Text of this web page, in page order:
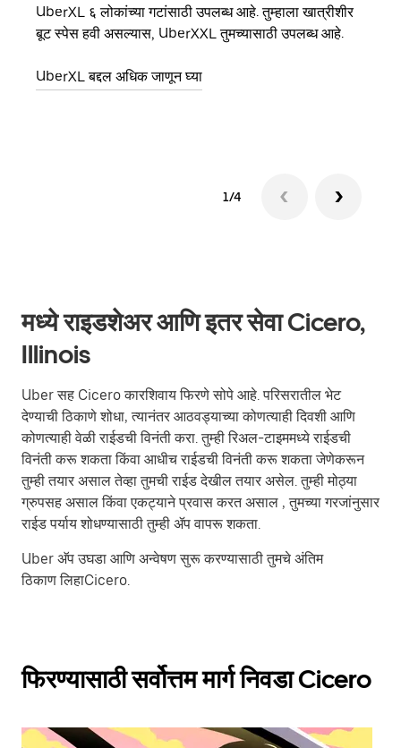
UberXL ६ लोकांच्या गटांसाठी उपलब्ध आहे. तुम्हाला खात्रीशीर
बूट स्पेस हवी असल्यास, UberXXL तुमच्यासाठी उपलब्ध आहे.
UberXL बद्दल अधिक जाणून घ्या
1/4
मध्ये राइडशेअर आणि इतर सेवा Cicero,
Illinois
Uber सह Cicero कारशिवाय फिरणे सोपे आहे. परिसरातील भेट
देण्याची ठिकाणे शोधा, त्यानंतर आठवड्याच्या कोणत्याही दिवशी आणि
कोणत्याही वेळी राईडची विनंती करा. तुम्ही रिअल-टाइममध्ये राईडची
विनंती करू शकता किंवा आधीच राईडची विनंती करू शकता जेणेकरून
तुम्ही तयार असाल तेव्हा तुमची राईड देखील तयार असेल. तुम्ही मोठ्या
ग्रुपसह असाल किंवा एकट्याने प्रवास करत असाल , तुमच्या गरजांनुसार
राईड पर्याय शोधण्यासाठी तुम्ही ॲप वापरू शकता.
Uber अ‍ॅप उघडा आणि अन्वेषण सुरू करण्यासाठी तुमचे अंतिम
ठिकाण लिहाCicero.
फिरण्यासाठी सर्वोत्तम मार्ग निवडा Cicero